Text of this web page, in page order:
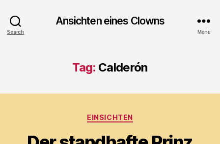
Search
Ansichten eines Clowns
Menu
Tag: Calderón
Categories
EINSICHTEN